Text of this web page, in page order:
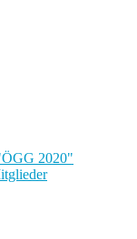
2020"